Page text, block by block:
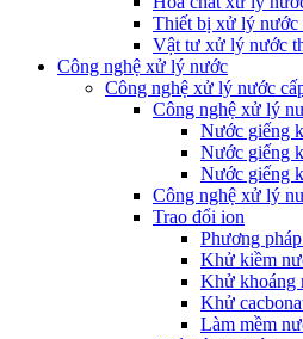
Thiết bị xử lý nước
Vật tư xử lý nước
Công nghệ xử lý nước
Công nghệ xử lý nước
Công nghệ xử lý
Nước giếng
Nước giếng
Nước giếng
Công nghệ xử lý
Trao đổi ion
Phương
Khử kiềm
Khử khoáng
Khử
Làm mềm